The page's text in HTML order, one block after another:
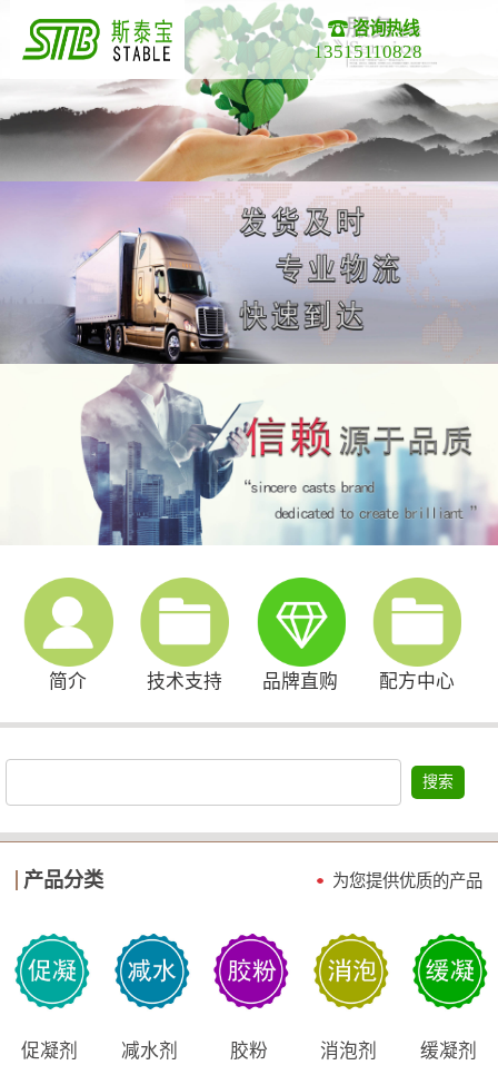
咨询热线
13515110828
简介 技术支持 品牌直购 配方中心
搜索
产品分类 为您提供优质的产品
促凝剂 减水剂 胶粉 消泡剂 缓凝剂